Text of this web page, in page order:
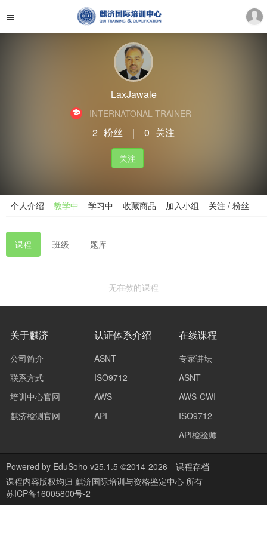
LaxJawale
INTERNATONAL TRAINER
2 粉丝 ｜ 0 关注
关注
个人介绍 教学中 学习中 收藏商品 加入小组 关注 / 粉丝
课程 班级 题库
无在教的课程
关于麒济
公司简介
联系方式
培训中心官网
麒济检测官网
认证体系介绍
ASNT
ISO9712
AWS
API
在线课程
专家讲坛
ASNT
AWS-CWI
ISO9712
API检验师
Powered by EduSoho v25.1.5 ©2014-2026
课程存档
课程内容版权均归 麒济国际培训与资格鉴定中心 所有
苏ICP备16005800号-2